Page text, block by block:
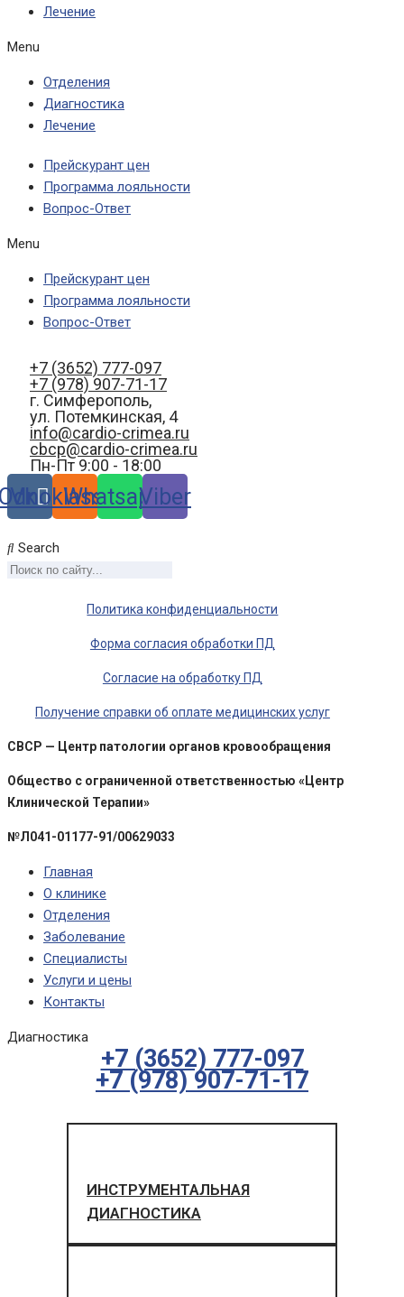
Лечение
Menu
Отделения
Диагностика
Лечение
Прейскурант цен
Программа лояльности
Вопрос-Ответ
Menu
Прейскурант цен
Программа лояльности
Вопрос-Ответ
+7 (3652) 777-097
+7 (978) 907-71-17
г. Симферополь,
ул. Потемкинская, 4
info@cardio-crimea.ru
cbcp@cardio-crimea.ru
Пн-Пт 9:00 - 18:00
Vk WhatsappViber
Search
Политика конфиденциальности
Форма согласия обработки ПД
Согласие на обработку ПД
Получение справки об оплате медицинских услуг
CBCP — Центр патологии органов кровообращения
Общество с ограниченной ответственностью «Центр
Клинической Терапии»
№Л041-01177-91/00629033
Главная
О клинике
Отделения
Заболевание
Специалисты
Услуги и цены
Контакты
Диагностика
+7 (3652) 777-097
+7 (978) 907-71-17
ИНСТРУМЕНТАЛЬНАЯ
ДИАГНОСТИКА